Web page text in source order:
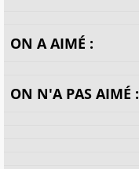
ON A AIMÉ :
ON N'A PAS AIMÉ :